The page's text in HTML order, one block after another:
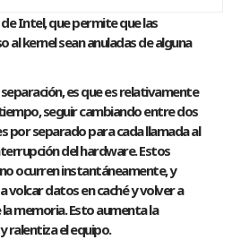
de Intel, que permite que las
al kernel sean anuladas de alguna
es que es relativamente
seguir cambiando entre dos
por separado para cada llamada al
del hardware. Estos
ocurren instantáneamente, y
volcar datos en caché y volver a
memoria. Esto aumenta la
ralentiza el equipo.